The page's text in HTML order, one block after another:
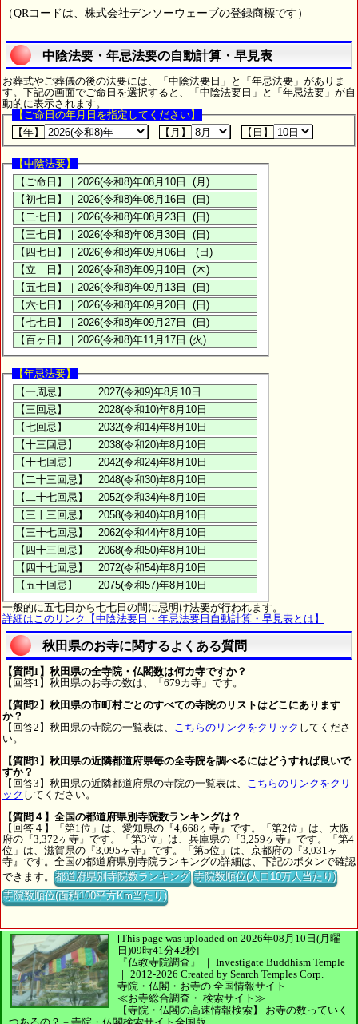
（QRコードは、株式会社デンソーウェーブの登録商標です）
中陰法要・年忌法要の自動計算・早見表
お葬式やご葬儀の後の法要には、「中陰法要日」と「年忌法要」がありま
す。下記の画面でご命日を選択すると、「中陰法要日」と「年忌法要」が自
動的に表示されます。
【ご命日の年月日を指定してください】
【年】
【月】 【日】
【中陰法要】
【年忌法要】
一般的に五七日から七七日の間に忌明け法要が行われます。
詳細はこのリンク【中陰法要日・年忌法要日自動計算・早見表とは】
秋田県のお寺に関するよくある質問
【質問1】秋田県の全寺院・仏閣数は何カ寺ですか？
【回答1】秋田県のお寺の数は、「679カ寺」です。
【質問2】秋田県の市町村ごとのすべての寺院のリストはどこにあります
か？
【回答2】秋田県の寺院の一覧表は、
こちらのリンクをクリック してくださ
い。
【質問3】秋田県の近隣都道府県毎の全寺院を調べるにはどうすれば良いで
すか？
【回答3】秋田県の近隣都道府県の寺院の一覧表は、
こちらのリンクをクリ
ック してください。
【質問４】全国の都道府県別寺院数ランキングは？
【回答４】「第1位」は、愛知県の『4,668ヶ寺』です。「第2位」は、大阪
府の『3,372ヶ寺』です。「第3位」は、兵庫県の『3,259ヶ寺』です。「第4
位」は、滋賀県の『3,095ヶ寺』です。「第5位」は、京都府の『3,031ヶ
寺』です。全国の都道府県別寺院ランキングの詳細は、下記のボタンで確認
できます。都道府県別寺院数ランキング 寺院数順位(人口10万人当たり)
寺院数順位(面積100平方Km当たり)
[This page was uploaded on 2026年08月10日(月曜
日)09時41分42秒]
『仏教寺院調査』 ｜ Investigate Buddhism Temple
｜ 2012-2026 Created by Search Temples Corp.
寺院・仏閣・お寺の 全国情報サイト
≪お寺総合調査・ 検索サイト≫
【寺院・仏閣の高速情報検索】
お寺の数っていく